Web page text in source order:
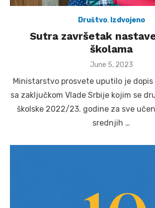
Društvo, Izdvojeno
Sutra završetak
školama
Posted
June 5, 2023
Ministarstvo prosvete uputilo je dopis
sa zaključkom Vlade Srbije kojim se
školske 2022/23. godine za sve
srednjih …